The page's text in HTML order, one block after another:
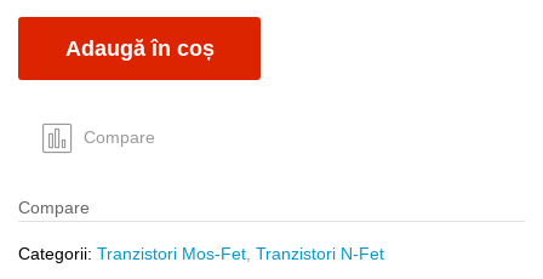
Adaugă în coș
Compare
Compare
Categorii: Tranzistori Mos-Fet Tranzistori N-Fet